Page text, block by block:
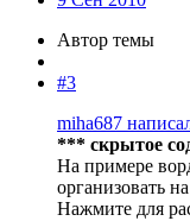
Автор темы
#3
miha687
*** скрытое
На примере
организовать
Нажмите для